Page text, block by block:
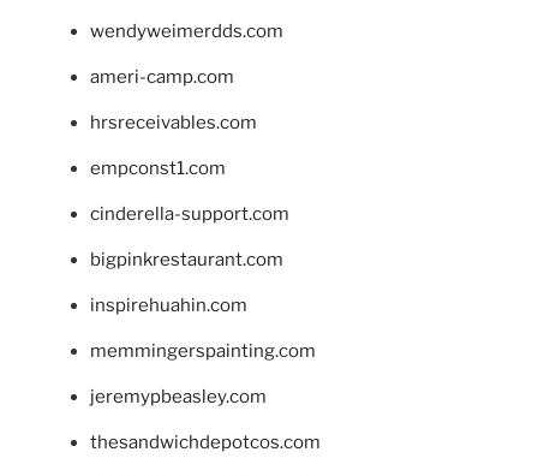
wendyweimerdds.com
ameri-camp.com
hrsreceivables.com
empconst1.com
cinderella-support.com
bigpinkrestaurant.com
inspirehuahin.com
memmingerspainting.com
jeremypbeasley.com
thesandwichdepotcos.com